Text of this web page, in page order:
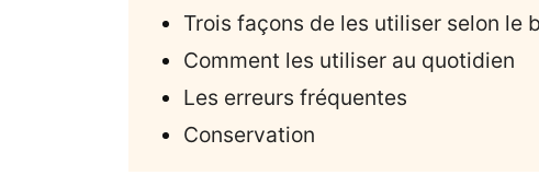
Trois façons de les utiliser selon le
Comment les utiliser au quotidien
Les erreurs fréquentes
Conservation